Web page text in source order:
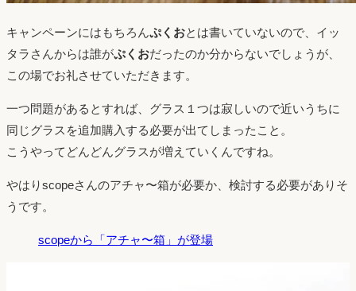
キャンペーンにはもちろんぷくおとは書いていないので、イッ
タラさんからは誰がぷくおだったのか分からないでしょうが、
この場でお礼させていただきます。
一つ問題があるとすれば、グラス１つは寂しいので近いうちに
同じグラスを追加購入する必要が出てしまったこと。
こうやってどんどんグラスが増えていくんですね。
やはりscopeさんのアチャ〜箱が必要か、検討する必要がありそ
うです。
scopeから「アチャ〜箱」が登場